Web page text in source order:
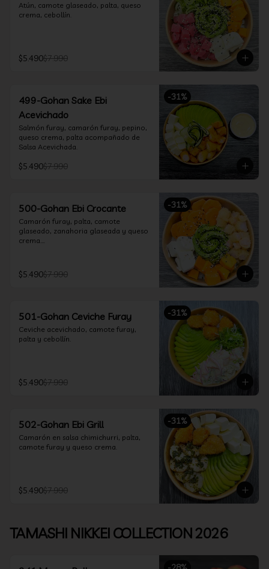
Atún, camote glaseado, palta, queso
crema, cebollín.
$5.490$7.990
-31%
499-Gohan Sake Ebi
Acevichado
Salmón furay, camarón furay, pepino,
queso crema, palta acompañado de
Salsa Acevichada.
$5.490$7.990
-31%
500-Gohan Ebi Crocante
Camarón furay, palta, camote
glaseado, zanahoria glaseada y queso
crema.
$5.490$7.990
-31%
501-Gohan Ceviche Furay
Ceviche acevichado, camote furay,
palta y cebollín.
$5.490$7.990
-31%
502-Gohan Ebi Grill
Camarón en salsa chimichurri, palta,
camote furay y queso crema.
$5.490$7.990
TAMASHI NIKKEI COLLECTION 2026